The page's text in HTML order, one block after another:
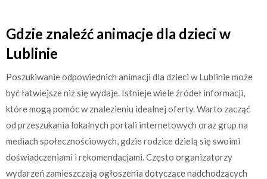
Gdzie znaleźć animacje dla dzieci w
Lublinie
Poszukiwanie odpowiednich animacji dla dzieci w Lublinie może
być łatwiejsze niż się wydaje. Istnieje wiele źródeł informacji,
które mogą pomóc w znalezieniu idealnej oferty. Warto zacząć
od przeszukania lokalnych portali internetowych oraz grup na
mediach społecznościowych, gdzie rodzice dzielą się swoimi
doświadczeniami i rekomendacjami. Często organizatorzy
wydarzeń zamieszczają ogłoszenia dotyczące nadchodzących